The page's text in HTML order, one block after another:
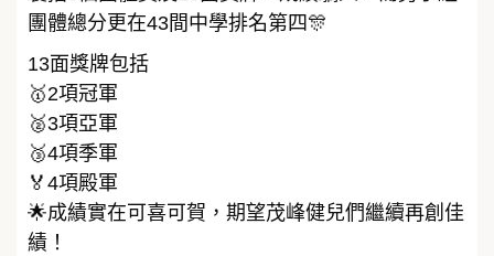
團體總分更在43間中學排名第四🎊
13面獎牌包括
🥇2項冠軍
🥈3項亞軍
🥉4項季軍
🏅4項殿軍
🌟成績實在可喜可賀，期望茂峰健兒們繼續再創佳
績！